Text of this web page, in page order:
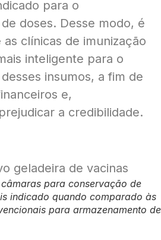
para o
doses. Desse modo, é
clínicas de imunização
inteligente para o
insumos, a fim de
e,
a credibilidade.
para conservação de
indicado quando comparado às
para armazenamento de